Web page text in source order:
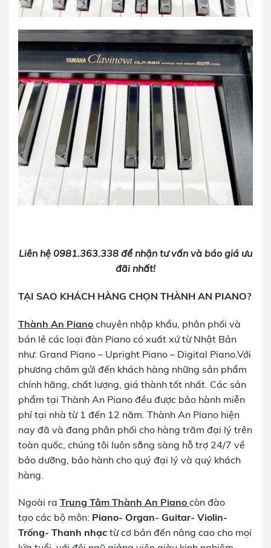
Liên hệ 0981.363.338 để nhận tư vấn và báo giá ưu
đãi nhất!
TẠI SAO KHÁCH HÀNG CHỌN THÀNH AN PIANO?
Thành An Piano chuyên nhập khẩu, phân phối và
bán lẻ các loại đàn Piano có xuất xứ từ Nhật Bản
như: Grand Piano – Upright Piano – Digital Piano.Với
phương châm gửi đến khách hàng những sản phẩm
chính hãng, chất lượng, giá thành tốt nhất. Các sản
phẩm tại Thành An Piano đều được bảo hành miễn
phí tại nhà từ 1 đến 12 năm. Thành An Piano hiện
nay đã và đang phân phối cho hàng trăm đại lý trên
toàn quốc, chúng tôi luôn sẵng sàng hỗ trợ 24/7 về
bảo dưỡng, bảo hành cho quý đại lý và quý khách
hàng.
Ngoài ra Trung Tâm Thành An Piano còn đào
tạo các bộ môn: Piano- Organ- Guitar- Violin-
Trống- Thanh nhạc từ cơ bản đến nâng cao cho mọi